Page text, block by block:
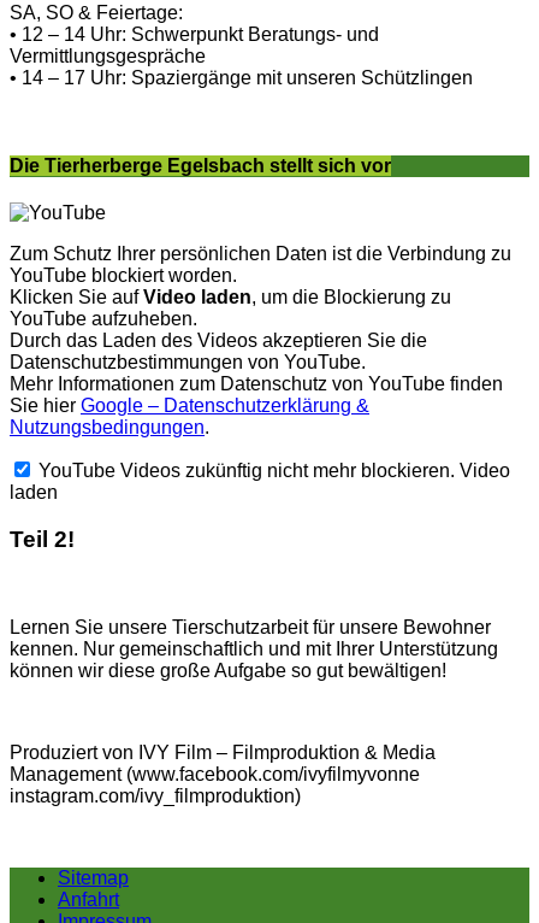
SA, SO & Feiertage:
• 12 – 14 Uhr: Schwerpunkt Beratungs- und
Vermittlungsgespräche
• 14 – 17 Uhr: Spaziergänge mit unseren Schützlingen
Die Tierherberge Egelsbach stellt sich vor
Zum Schutz Ihrer persönlichen Daten ist die Verbindung zu
YouTube blockiert worden.
Klicken Sie aufVideo laden, um die Blockierung zu
YouTube aufzuheben.
Durch das Laden des Videos akzeptieren Sie die
Datenschutzbestimmungen von YouTube.
Mehr Informationen zum Datenschutz von YouTube finden
Sie hier Google – Datenschutzerklärung &
Nutzungsbedingungen.
YouTube Videos zukünftig nicht mehr blockieren. Video
laden
Teil 2!
Lernen Sie unsere Tierschutzarbeit für unsere Bewohner
kennen. Nur gemeinschaftlich und mit Ihrer Unterstützung
können wir diese große Aufgabe so gut bewältigen!
Produziert von IVY Film – Filmproduktion & Media
Management (www.facebook.com/ivyfilmyvonne
instagram.com/ivy_filmproduktion)
Sitemap
Anfahrt